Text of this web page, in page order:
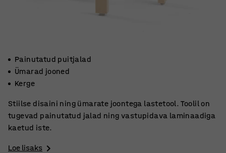
Painutatud puitjalad
Ümarad jooned
Kerge
Stiilse disaini ning ümarate joontega lastetool. Toolil on
tugevad painutatud jalad ning vastupidava laminaadiga
kaetud iste.
Loe lisaks